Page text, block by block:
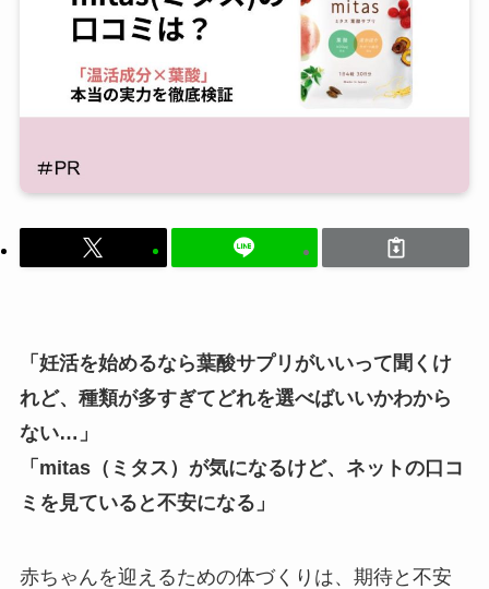
「妊活を始めるなら葉酸サプリがいいって聞くけ
れど、種類が多すぎてどれを選べばいいかわから
ない…」
「mitas（ミタス）が気になるけど、ネットの口コ
ミを見ていると不安になる」
赤ちゃんを迎えるための体づくりは、期待と不安